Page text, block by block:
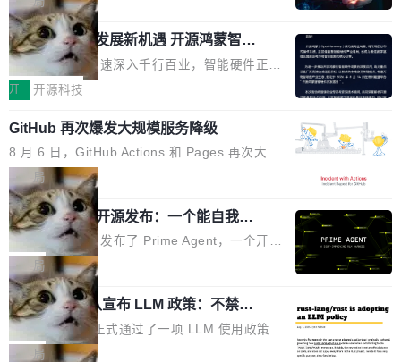
「我不认为这些会议上大部分论文都在过度宣传
或造假。问题是，作为读者，如果你筛选出那些
看起来最令人兴奋的论文，那它们大部分都是过
度宣传的。」 这才是真正的痛点。不是所有论文
都有问题，是最吸引眼球的那批论文最有问题。
他引用的帖子来自 Mathew Shen，一位 ICLR 2
026 的读者：「看了篇 ...
Pham 的一条推文。Hieu Pham 是谁？他是 xAI
的早期工程师之一，在 Grok 训练基础设施团队
工作过。近日他在 X 上发了一条帖子，列出了他
认为现代 AI 领域最重要的三个开源项目。 第一
个名字毫无悬念：Flash Attention 2。 Hieu 的
理由很具体。FA 系列不需要解释，但 FA2 是他
认为最重要的一个——复杂度恰到好处，刚好能
驱动你去学 CuTe，但还没被那些"邪恶的" Hopp
er++ 优化所淹没，足够容易修改和适配。 更关
键的是 FA2 的持久性...
共商智能硬件发展新机遇 开源鸿蒙智能
硬件开发者日杭州站即将举行
随着万物智联加速深入千行百业，智能硬件正从
单点设备迈向智能化、网联化、协同化发展。作
鸿蒙通过统一技术底座和分布式能力，为不同类
型智能设备的开发、连接与互联提供关键支撑，
也为产业链企业探索产品创新与商业增长打开新
的空间。 8月14日，开源鸿蒙智能硬件开发者日
（OHDD：OpenHarmony Hardware Develope
r Day）将在杭州启航。活动面向智能硬件产业
链企业和开发者，邀请行业专家与资深技术顾
问，围绕开源鸿蒙技术能力、设备适配、芯片适
配、功耗与稳定性调优、兼容性测评及统一互联
等内容展开系统讲解和实战交流，帮助企业进一
步了解开源鸿蒙在智能...
开 开源科技
GitHub 再次爆发大规模服务降级
8 月 6 日，GitHub Actions 和 Pages 再次大规
模服务降级，Actions 完全不可用超过 5 小时，
webhook 停发，连自托管 runner 也因调度层故
障无法工作。Pages、Copilot code review、C
opilot coding agent 全部受影响。从检测到完全
恢复，大约 12 小时。 这是 2026 年 8 月的第六
起事故，其中四起与 AI/Copilot 服务相关。 Git
Hub 员工 kdaigle 在 HN 讨论中贴出了一组数
据：2025 年全年 10 亿次 commit。现在，每周
2.75 亿次，全年预计 140 亿次。GitHub...
局
Prime Agent 开源发布：一个能自我改
进的编程 Agent，ARC-AGI 3 超越人类
专家基线
Prime Intellect 发布了 Prime Agent，一个开源
的编程 Agent Harness，核心设计围绕两个抽
象：Recursive Language Model（RLM）和 C
ontinual Harness。在 ARC-AGI 3 基准测试
上，Prime Agent + Opus 5 的组合达到了 95.
5% RHAE Best@1，超过了 ARC 报告的人类专
局
Rust 项目团队宣布 LLM 政策：不禁
止，但你要承认哪些代码不是你写的
Rust 语言项目正式通过了一项 LLM 使用政策，
覆盖 rust-lang/rust 单一仓库的代码贡献。这不
局